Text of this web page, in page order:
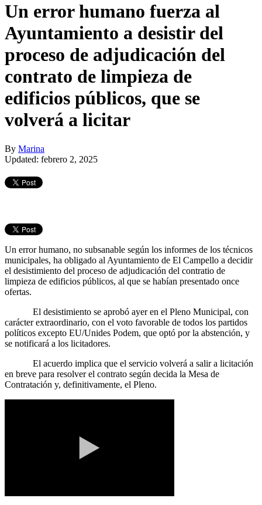
Un error humano fuerza al
Ayuntamiento a desistir del
proceso de adjudicación del
contrato de limpieza de
edificios públicos, que se
volverá a licitar
By Marina
Updated: febrero 2, 2025
Un error humano, no subsanable según los informes de los técnicos
municipales, ha obligado al Ayuntamiento de El Campello a decidir
el desistimiento del proceso de adjudicación del contratio de
limpieza de edificios públicos, al que se habían presentado once
ofertas.
El desistimiento se aprobó ayer en el Pleno Municipal, con
carácter extraordinario, con el voto favorable de todos los partidos
políticos excepto EU/Unides Podem, que optó por la abstención, y
se notificará a los licitadores.
El acuerdo implica que el servicio volverá a salir a licitación
en breve para resolver el contrato según decida la Mesa de
Contratación y, definitivamente, el Pleno.